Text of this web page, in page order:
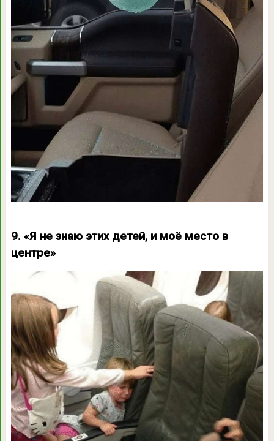
9. «Я не знаю этих детей, и моё место в
центре»